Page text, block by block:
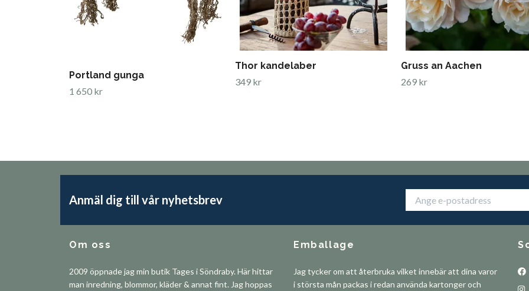
Portland gunga
1 650 kr
Thor kandelaber
349 kr
Gruss an Aachen
269 kr
Anmäl dig till vår nyhetsbrev
Om oss
2009 öppnade jag min butik Tages i Söndraby. Här hittar
man inredning, blommor, kläder & annat fint. Jag hoppas
Emballage
Jag tycker om att återbruka vilket innebär att dina varor
i största mån packas i redan använda kartonger och